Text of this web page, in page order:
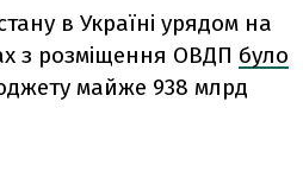
в Україні урядом на
з розміщення ОВДП було
майже 938 млрд